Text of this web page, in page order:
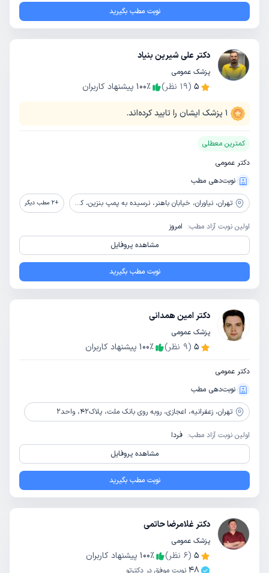
نوبت مطب بگیرید
دکتر علی شیرین بنیاد
پزشک عمومی
5
(
19 نظر) 100٪ پیشنهاد کاربران
1 پزشک ایشان را تایید کرده‌اند.
کمترین معطلی
دکتر عمومی
نوبت‌دهی مطب
تهران، نیاوران، خیابان باهنر، نرسیده به پمپ بنزین، کوچه رفیعی ، پلاک 1 (طبقه فوقانی داروخانه شبانه روزی دکتر طهماسیان) +
2 مطب دیگر
اولین نوبت آزاد مطب: امروز
مشاهده پروفایل
نوبت مطب بگیرید
دکتر امین همدانی
پزشک عمومی
5
(
9 نظر) 100٪ پیشنهاد کاربران
دکتر عمومی
نوبت‌دهی مطب
تهران، زعفرانیه، اعجازی، روبه روی بانک ملت، پلاک42، واحد2
اولین نوبت آزاد مطب: فردا
مشاهده پروفایل
نوبت مطب بگیرید
دکتر غلامرضا حاتمی
پزشک عمومی
5
(
6 نظر) 100٪
پیشنهاد کاربران
48 نوبت موفق در دکترتو